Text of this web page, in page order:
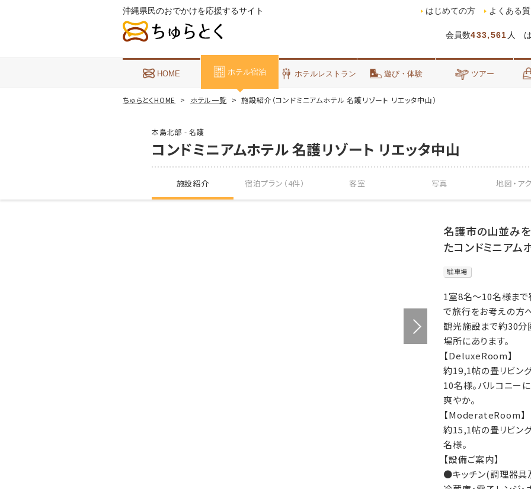
沖縄県民のおでかけを応援するサイト
会員数433,561 人 は
はじめての方 よくある
HOME ホテル宿泊 ホテルレストラン 遊び・体験 ツアー
ちゅらとくHOME ホテル一覧 施設紹介（コンドミニアムホテル 名護リゾート リエッタ中山）
本島北部 - 名護
コンドミニアムホテル 名護リゾート リエッタ中山
施設紹介 宿泊プラン（4件） 客室 写真 地図・ ア
名護市の山並み
たコンドミニアム
駐車場
1室8名～10名様まで
で旅行をお考えの方
観光施設まで約30分
場所にあります。
【DeluxeRoom】
約19,1帖の畳リビン
10名様。バルコニー
爽やか。
【ModerateRoom】
約15,1帖の畳リビン
名様。
【設備ご案内】
●キッチン(調理器